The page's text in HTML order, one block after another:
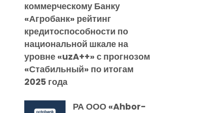
коммерческому Банку
«Агробанк» рейтинг
кредитоспособности по
национальной шкале на
уровне «uzA++» с прогнозом
«Стабильный» по итогам
2025 года
РА ООО «Ahbor-